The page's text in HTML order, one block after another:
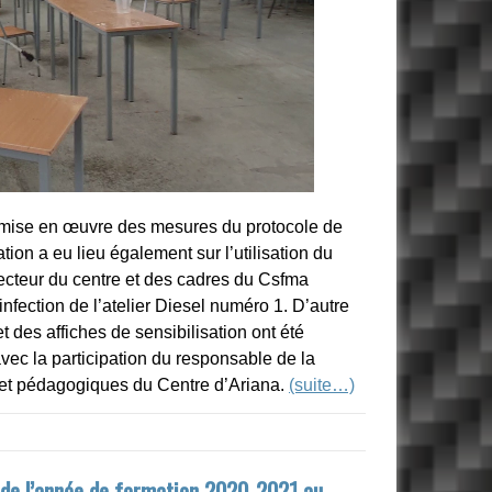
en œuvre des mesures du protocole de
a eu lieu également sur l’utilisation du
du centre et des cadres du Csfma
de l’atelier Diesel numéro 1. D’autre
des affiches de sensibilisation ont été
la participation du responsable de la
pédagogiques du Centre d’Ariana. (suite…)